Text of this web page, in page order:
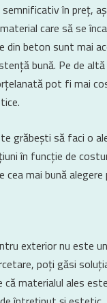
în preț,
care să se
din beton sunt mai
bună. Pe de
pot fi mai
grăbești să faci o
în funcție de
mai bună alegere
exterior nu este
poți găsi
materialul ales